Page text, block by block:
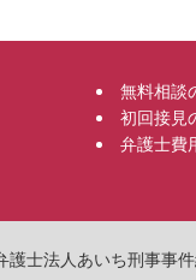
無料相談
初回接見
弁護士費
士法人あいち刑事事